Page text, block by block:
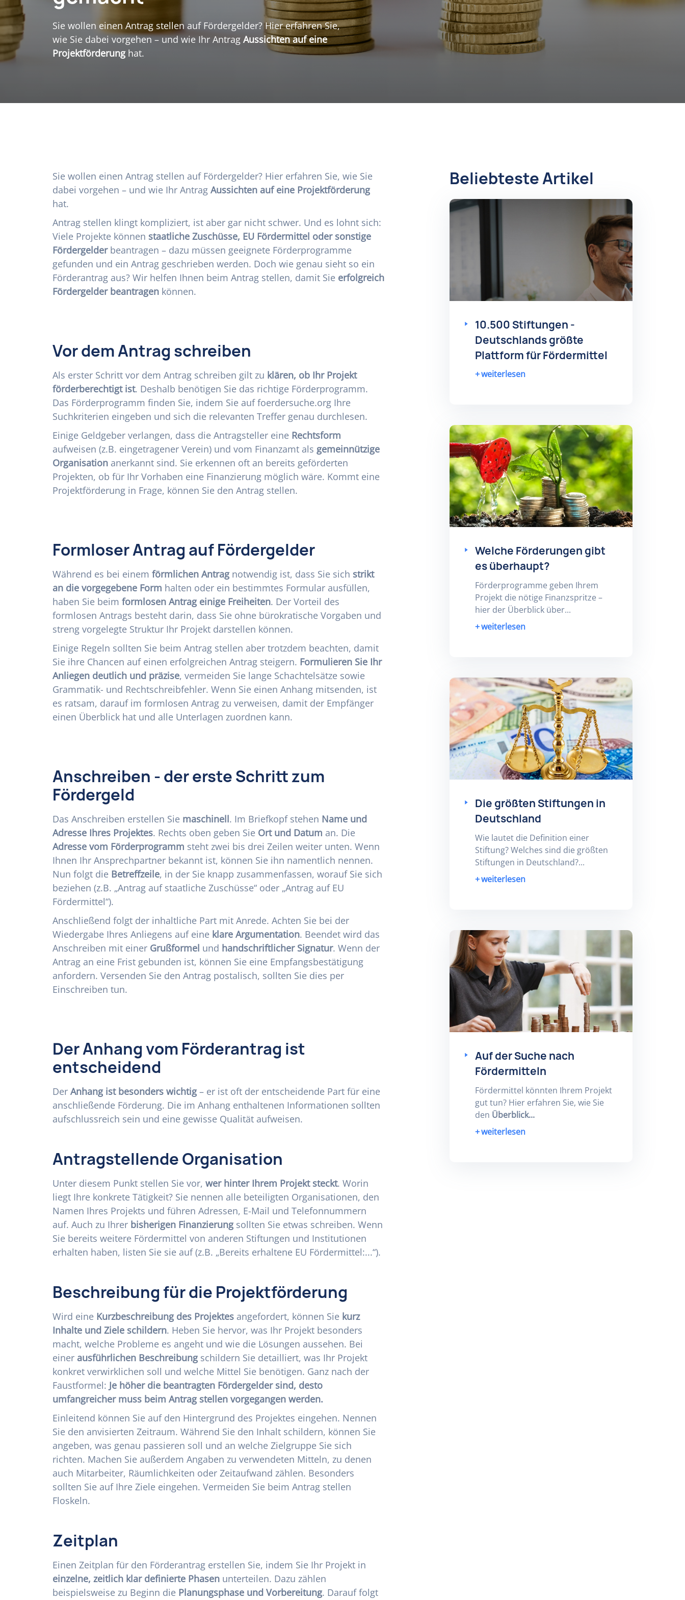
Sie wollen einen Antrag stellen auf Fördergelder? Hier erfahren Sie,
wie Sie dabei vorgehen – und wie Ihr Antrag Aussichten auf eine
Projektförderunghat.
Sie wollen einen Antrag stellen auf Fördergelder? Hier erfahren Sie, wie Sie
dabei vorgehen – und wie Ihr Antrag Aussichten auf eine Projektförderung
hat.
Antrag stellen klingt kompliziert, ist aber gar nicht schwer. Und es lohnt sich:
Viele Projekte können staatliche Zuschüsse, EU Fördermittel oder sonstige
Fördergelderbeantragen – dazu müssen geeignete Förderprogramme
gefunden und ein Antrag geschrieben werden. Doch wie genau sieht so ein
Förderantrag aus? Wir helfen Ihnen beim Antrag stellen, damit Sie erfolgreich
Fördergelder beantragen können.
Vor dem Antrag schreiben
Als erster Schritt vor dem Antrag schreiben gilt zu klären, ob Ihr Projekt
förderberechtigt ist. Deshalb benötigen Sie das richtige Förderprogramm.
Das Förderprogramm finden Sie, indem Sie auffoerdersuche.org Ihre
Suchkriterien eingeben und sich die relevanten Treffer genau durchlesen.
Einige Geldgeber verlangen, dass die Antragsteller eine Rechtsform
aufweisen (z.B. eingetragener Verein) und vom Finanzamt als gemeinnützige
Organisation anerkannt sind. Sie erkennen oft an bereits geförderten
Projekten, ob für Ihr Vorhaben eine Finanzierung möglich wäre. Kommt eine
Projektförderung in Frage, können Sie den Antrag stellen.
Formloser Antrag auf Fördergelder
Während es bei einem förmlichen Antrag notwendig ist, dass Sie sich strikt
an die vorgegebene Form halten oder ein bestimmtes Formular ausfüllen,
haben Sie beim formlosen Antrag einige Freiheiten. Der Vorteil des
formlosen Antrags besteht darin, dass Sie ohne bürokratische Vorgaben und
streng vorgelegte Struktur Ihr Projekt darstellen können.
Einige Regeln sollten Sie beim Antrag stellen aber trotzdem beachten, damit
Sie ihre Chancen auf einen erfolgreichen Antrag steigern. Formulieren Sie Ihr
Anliegen deutlich und präzise, vermeiden Sie lange Schachtelsätze sowie
Grammatik- und Rechtschreibfehler. Wenn Sie einen Anhang mitsenden, ist
es ratsam, darauf im formlosen Antrag zu verweisen, damit der Empfänger
einen Überblick hat und alle Unterlagen zuordnen kann.
Anschreiben - der erste Schritt zum
Fördergeld
Das Anschreiben erstellen Sie maschinell. Im Briefkopf stehen Name und
Adresse Ihres Projektes. Rechts oben geben Sie Ort und Datum an. Die
Adresse vom Förderprogramm steht zwei bis drei Zeilen weiter unten. Wenn
Ihnen Ihr Ansprechpartner bekannt ist, können Sie ihn namentlich nennen.
Nun folgt die Betreffzeile, in der Sie knapp zusammenfassen, worauf Sie sich
beziehen (z.B. „Antrag auf staatliche Zuschüsse“ oder „Antrag auf EU
Fördermittel“).
Anschließend folgt der inhaltliche Part mit Anrede. Achten Sie bei der
Wiedergabe Ihres Anliegens auf eine klare Argumentation. Beendet wird das
Anschreiben mit einer Grußformel und handschriftlicher Signatur. Wenn der
Antrag an eine Frist gebunden ist, können Sie eine Empfangsbestätigung
anfordern. Versenden Sie den Antrag postalisch, sollten Sie dies per
Einschreiben tun.
Der Anhang vom Förderantrag ist
entscheidend
Der Anhang ist besonders wichtig – er ist oft der entscheidende Part für eine
anschließende Förderung. Die im Anhang enthaltenen Informationen sollten
aufschlussreich sein und eine gewisse Qualität aufweisen.
Antragstellende Organisation
Unter diesem Punkt stellen Sie vor, wer hinter Ihrem Projekt steckt. Worin
liegt Ihre konkrete Tätigkeit? Sie nennen alle beteiligten Organisationen, den
Namen Ihres Projekts und führen Adressen, E-Mail und Telefonnummern
auf. Auch zu Ihrer bisherigen Finanzierung sollten Sie etwas schreiben. Wenn
Sie bereits weitere Fördermittel von anderen Stiftungen und Institutionen
erhalten haben, listen Sie sie auf (z.B. „Bereits erhaltene EU Fördermittel:...“).
Beschreibung für die Projektförderung
Wird eine Kurzbeschreibung des Projektes angefordert, können Sie kurz
Inhalte und Ziele schildern. Heben Sie hervor, was Ihr Projekt besonders
macht, welche Probleme es angeht und wie die Lösungen aussehen. Bei
einer ausführlichen Beschreibung schildern Sie detailliert, was Ihr Projekt
konkret verwirklichen soll und welche Mittel Sie benötigen. Ganz nach der
Faustformel: Je höher die beantragten Fördergelder sind, desto
umfangreicher muss beim Antrag stellen vorgegangen werden.
Einleitend können Sie auf den Hintergrund des Projektes eingehen. Nennen
Sie den anvisierten Zeitraum. Während Sie den Inhalt schildern, können Sie
angeben, was genau passieren soll und an welche Zielgruppe Sie sich
richten. Machen Sie außerdem Angaben zu verwendeten Mitteln, zu denen
auch Mitarbeiter, Räumlichkeiten oder Zeitaufwand zählen. Besonders
sollten Sie auf Ihre Ziele eingehen. Vermeiden Sie beim Antrag stellen
Floskeln.
Zeitplan
Einen Zeitplan für den Förderantrag erstellen Sie, indem Sie Ihr Projekt in
einzelne, zeitlich klar definierte Phasen unterteilen. Dazu zählen
beispielsweise zu Beginn die Planungsphase und Vorbereitung. Darauf folgt
Beliebteste Artikel
10.500 Stiftungen -
Deutschlands größte
Plattform für Fördermittel
weiterlesen
Welche Förderungen gibt
es überhaupt?
Förderprogramme geben Ihrem
Projekt die nötige Finanzspritze –
hier der Überblick über...
weiterlesen
Die größten Stiftungen in
Deutschland
Wie lautet die Definition einer
Stiftung? Welches sind die größten
Stiftungen in Deutschland?...
weiterlesen
Auf der Suche nach
Fördermitteln
Fördermittel könnten Ihrem Projekt
gut tun? Hier erfahren Sie, wie Sie
den Überblick...
weiterlesen